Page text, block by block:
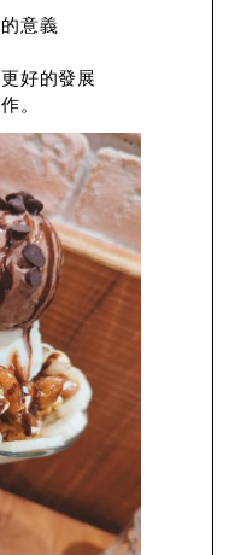
意義
好的發展
。